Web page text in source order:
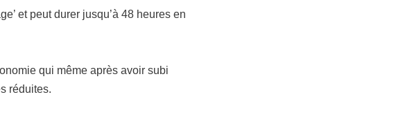
et peut durer jusqu’à 48 heures en
qui même après avoir subi
réduites.